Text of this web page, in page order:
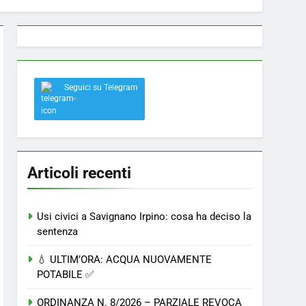
a Savignano: misura anti-rapina fino alle 8:30
nostro paese
Seguici su Telegram
Articoli recenti
Usi civici a Savignano Irpino: cosa ha deciso la
sentenza
💧 ULTIM’ORA: ACQUA NUOVAMENTE
POTABILE ✅
ORDINANZA N. 8/2026 – PARZIALE REVOCA